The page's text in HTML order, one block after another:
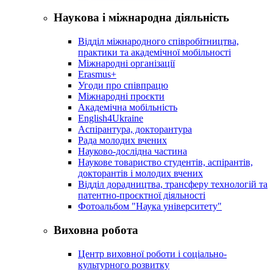
Наукова і міжнародна діяльність
Відділ міжнародного співробітництва,
практики та академічної мобільності
Міжнародні організації
Erasmus+
Угоди про співпрацю
Міжнародні проєкти
Академічна мобільність
English4Ukraine
Аспірантура, докторантура
Рада молодих вчених
Науково-дослідна частина
Наукове товариство студентів, аспірантів,
докторантів і молодих вчених
Відділ дорадництва, трансферу технологій та
патентно-проєктної діяльності
Фотоальбом "Наука університету"
Виховна робота
Центр виховної роботи і соціально-
культурного розвитку